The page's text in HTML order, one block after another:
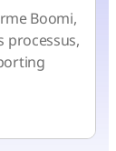
Boomi,
processus,